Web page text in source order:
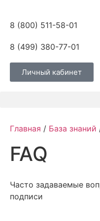
8 (800) 511-58-01
8 (499) 380-77-01
Личный кабинет
Главная / База знаний
FAQ
Часто задаваемые
подписи